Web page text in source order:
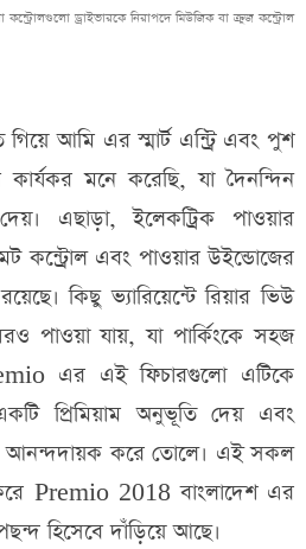
কন্ট্রোলগুলো ড্রাইভারকে নিরাপদে মিউজিক বা ক্রুজ কন্ট্রোল
আমি এর স্মার্ট এন্ট্রি এবং পুশ
কার্যকর মনে করেছি, যা দৈনন্দিন
এছাড়া, ইলেকট্রিক পাওয়ার
কন্ট্রোল এবং পাওয়ার উইন্ডোজের
কিছু ভ্যারিয়েন্টে রিয়ার ভিউ
পাওয়া যায়, যা পার্কিংকে সহজ
এর এই ফিচারগুলো এটিকে
প্রিমিয়াম অনুভূতি দেয় এবং
আনন্দদায়ক করে তোলে। এই সকল
করে Premio 2018 বাংলাদেশ এর
হিসেবে দাঁড়িয়ে আছে।